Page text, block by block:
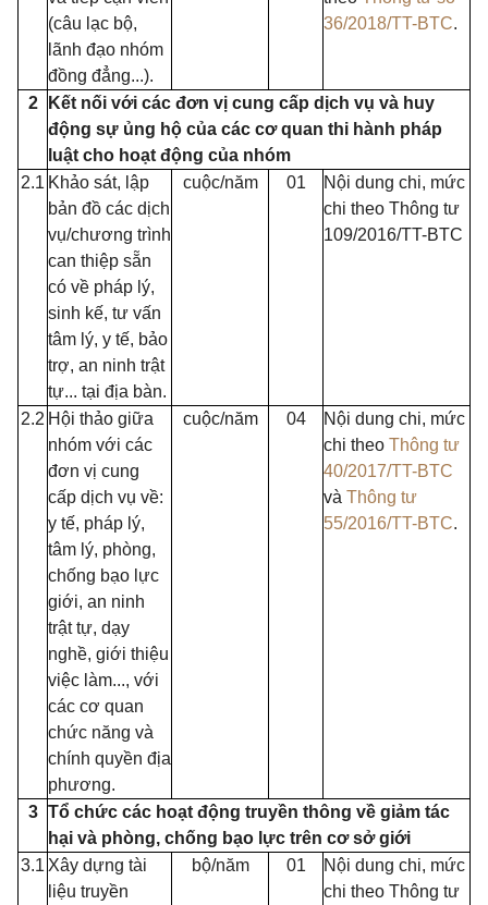
(câu lạc bộ,
lãnh đạo nhóm
đồng đẳng...).
36/2018/TT-BTC.
2
Kết nối với các đơn vị cung cấp dịch vụ và huy
động sự ủng hộ của các cơ quan thi hành pháp
luật cho hoạt động của nhóm
2.1 Khảo sát, lập
bản đồ các dịch
vụ/chương trình
can thiệp sẵn
có về pháp lý,
sinh kế, tư vấn
tâm lý, y tế, bảo
trợ, an ninh trật
tự... tại địa bàn.
cuộc/năm 01
Nội dung chi, mức
chi theo Thông tư
109/2016/TT-BTC
2.2 Hội thảo giữa
nhóm với các
đơn vị cung
cấp dịch vụ về:
y tế, pháp lý,
tâm lý, phòng,
chống bạo lực
giới, an ninh
trật tự, dạy
nghề, giới thiệu
việc làm..., với
các cơ quan
chức năng và
chính quyền địa
phương.
cuộc/năm 04
Nội dung chi, mức
chi theo Thông tư
40/2017/TT-BTC
và Thông tư
55/2016/TT-BTC.
3 Tổ chức các hoạt động truyền thông về giảm tác
hại và phòng, chống bạo lực trên cơ sở giới
3.1 Xây dựng tài
liệu truyền
bộ/năm 01
Nội dung chi, mức
chi theo Thông tư